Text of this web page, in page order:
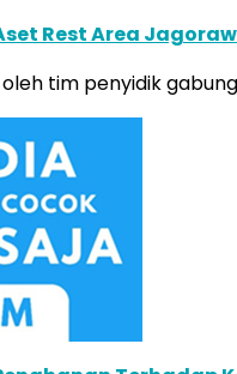
Rest Area
tim penyidik